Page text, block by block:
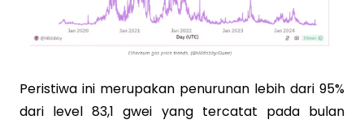
Peristiwa ini merupakan penurunan lebih dari 95%
dari level 83,1 gwei yang tercatat pada bulan